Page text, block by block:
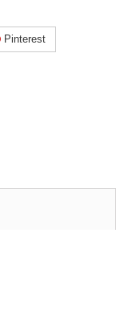
Pinterest